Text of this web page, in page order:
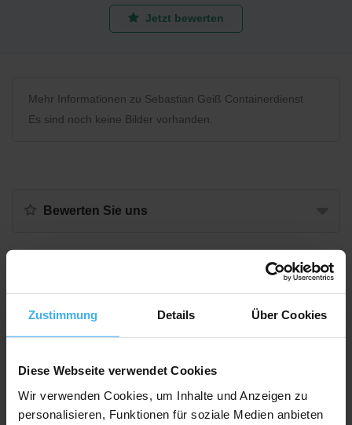
Zustimmung Details Über Cookies
Diese Webseite verwendet Cookies
Wir verwenden Cookies, um Inhalte und Anzeigen zu
personalisieren, Funktionen für soziale Medien anbieten
Jetzt bewerten
Mehr Informationen zu Sebastian Geiß Containerdienst
Es sind noch keine Bilder vorhanden.
Bewerten Sie uns